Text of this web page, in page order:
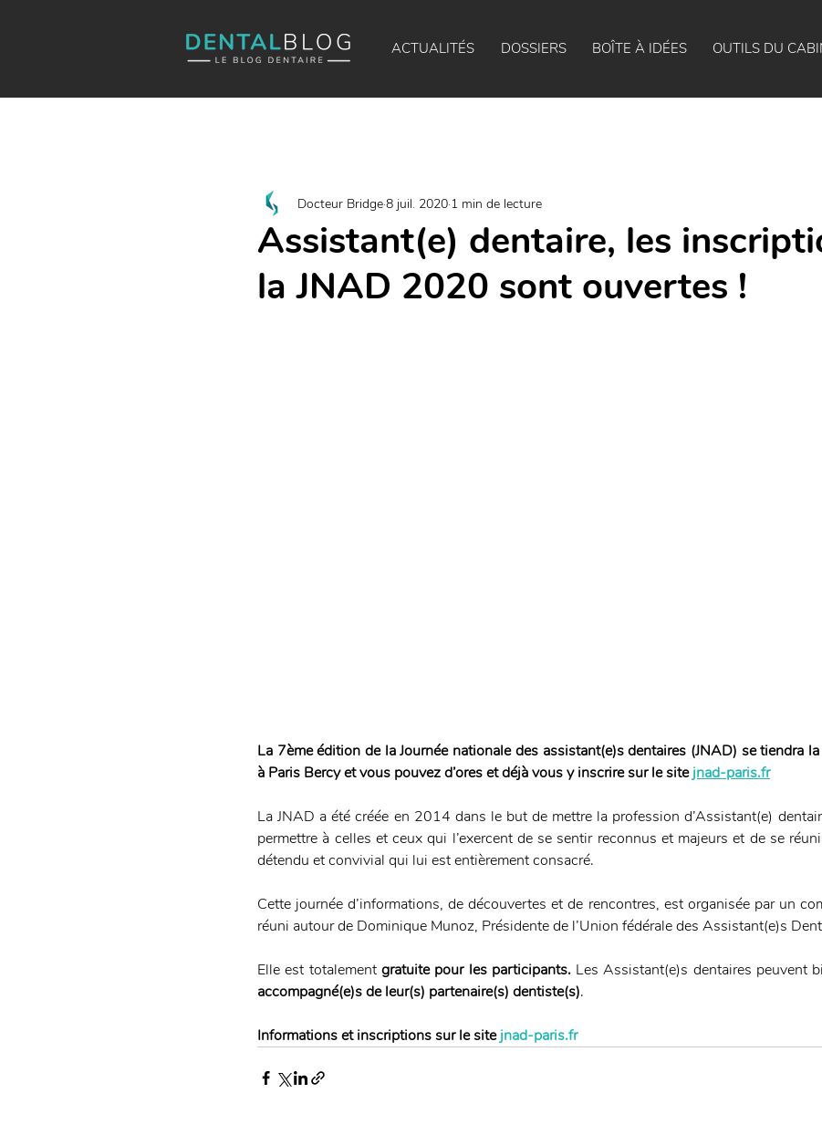
ACTUALITÉS DOSSIERS BOÎTE À IDÉES OUTILS DU
Assistant(e) dentaire, les
la JNAD 2020 sont ouvertes !
Docteur Bridge8 juil. 2020 1 min de lecture
La 7ème édition de la Journée nationale des assistant(e)s dentaires (JNAD) se tiendra
à Paris Bercy et vous pouvez d’ores et déjà vous y inscrire sur le site jnad-paris.fr
La JNAD a été créée en 2014 dans le but de mettre la profession d’Assistant(e)
permettre à celles et ceux qui l’exercent de se sentir reconnus et majeurs et de se
détendu et convivial qui lui est entièrement consacré.
Cette journée d’informations, de découvertes et de rencontres, est organisée par un
réuni autour de Dominique Munoz, Présidente de l’Union fédérale des Assistant(e)s
Elle est totalement gratuite pour les participants. Les Assistant(e)s dentaires peuvent
accompagné(e)s de leur(s) partenaire(s) dentiste(s).
Informations et inscriptions sur le site jnad-paris.fr